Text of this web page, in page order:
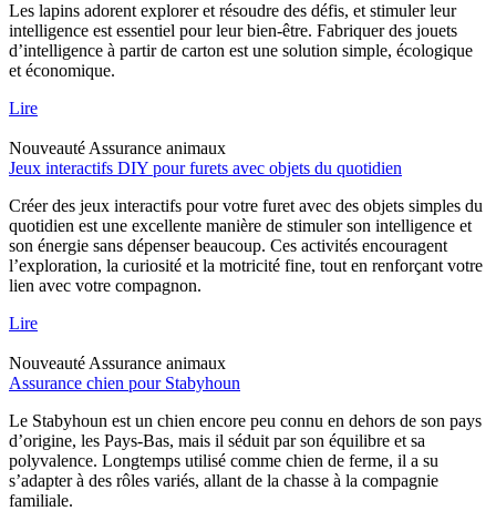
Les lapins adorent explorer et résoudre des défis, et stimuler leur
intelligence est essentiel pour leur bien-être. Fabriquer des jouets
d’intelligence à partir de carton est une solution simple, écologique
et économique.
Lire
Nouveauté Assurance animaux
Jeux interactifs DIY pour furets avec objets du quotidien
Créer des jeux interactifs pour votre furet avec des objets simples du
quotidien est une excellente manière de stimuler son intelligence et
son énergie sans dépenser beaucoup. Ces activités encouragent
l’exploration, la curiosité et la motricité fine, tout en renforçant votre
lien avec votre compagnon.
Lire
Nouveauté Assurance animaux
Assurance chien pour Stabyhoun
Le Stabyhoun est un chien encore peu connu en dehors de son pays
d’origine, les Pays-Bas, mais il séduit par son équilibre et sa
polyvalence. Longtemps utilisé comme chien de ferme, il a su
s’adapter à des rôles variés, allant de la chasse à la compagnie
familiale.